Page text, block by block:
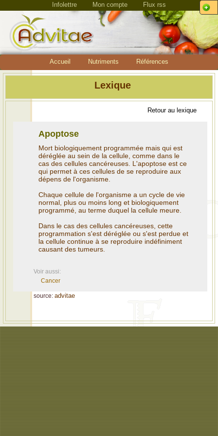
Infolettre Mon compte Flux rss
Accueil Nutriments Références
Lexique
Retour au lexique
Apoptose
Mort biologiquement programmée mais qui est
déréglée au sein de la cellule, comme dans le
cas des cellules cancéreuses. L'apoptose est ce
qui permet à ces cellules de se reproduire aux
dépens de l'organisme.
Chaque cellule de l'organisme a un cycle de vie
normal, plus ou moins long et biologiquement
programmé, au terme duquel la cellule meure.
Dans le cas des cellules cancéreuses, cette
programmation s'est déréglée ou s'est perdue et
la cellule continue à se reproduire indéfiniment
causant des tumeurs.
Voir aussi:
Cancer
source: advitae